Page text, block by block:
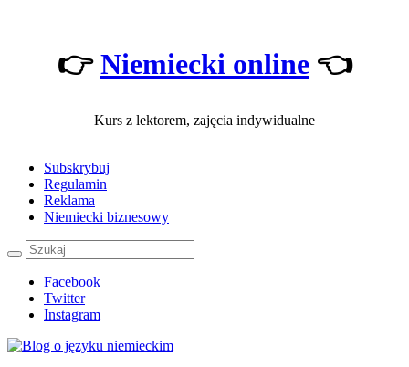
👉Niemiecki online👈
Kurs z lektorem, zajęcia indywidualne
Subskrybuj
Regulamin
Reklama
Niemiecki biznesowy
Facebook
Twitter
Instagram